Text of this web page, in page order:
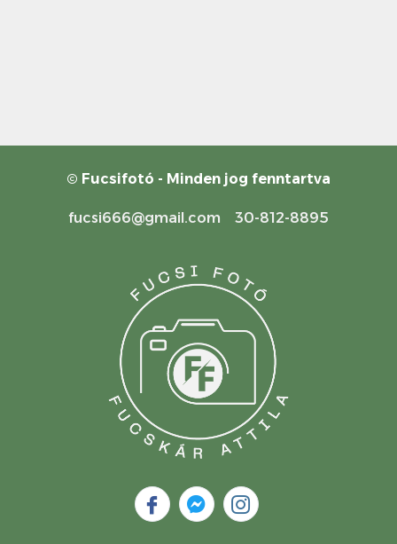
© Fucsifotó - Minden jog fenntartva
fucsi666@gmail.com 30-812-8895